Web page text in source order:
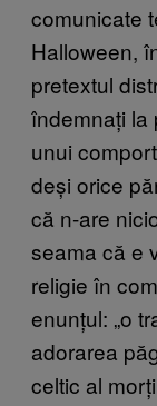
comunicate
Halloween,
pretextul
îndemnați la
unui
deși orice
că n-are
seama că e
religie în
enunțul: „o
adorarea
celtic al